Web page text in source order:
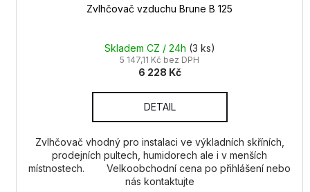
Zvlhčovač vzduchu Brune B 125
Skladem CZ / 24h (3 ks)
5 147,11 Kč bez DPH
6 228 Kč
DETAIL
Zvlhčovač vhodný pro instalaci ve výkladních skříních,
prodejních pultech, humidorech ale i v menších
místnostech. Velkoobchodní cena po přihlášení nebo
nás kontaktujte